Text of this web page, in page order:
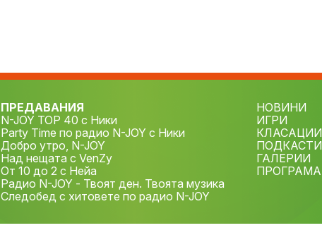
ПРЕДАВАНИЯ
N-JOY TOP 40 с Ники
Party Time по радио N-JOY с Ники
Добро утро, N-JOY
Над нещата с VenZy
От 10 до 2 с Нейа
Радио N-JOY - Твоят ден. Твоята музика
Следобед с хитовете по радио N-JOY
НОВИНИ
ИГРИ
КЛАСАЦИИ
ПОДКАСТИ
ГАЛЕРИИ
ПРОГРАМА